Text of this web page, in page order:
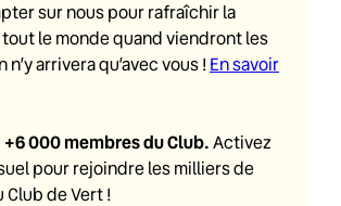
sur nous pour rafraîchir la
le monde quand viendront les
n’y arrivera qu’avec vous ! En savoir
000 membres du Club. Activez
pour rejoindre les milliers de
Club de Vert !